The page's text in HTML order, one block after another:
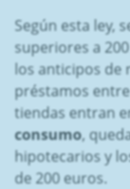
Según esta ley,
superiores a
los anticipos de
préstamos
tiendas entran
consumo,
hipotecarios y
de 200 euros.